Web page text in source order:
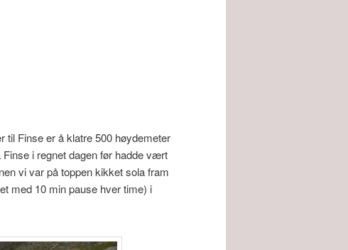
til Finse er å klatre 500 høydemeter
i regnet dagen før hadde vært
vi var på toppen kikket sola fram
med 10 min pause hver time) i